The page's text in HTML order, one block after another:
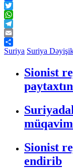
Facebook
Twitter
WhatsApp
Telegram
Email
Share
Suriya Suriya
Sionist
Sionist
endirib